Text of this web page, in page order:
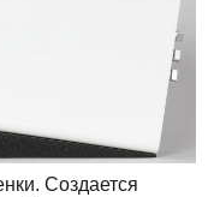
Создается